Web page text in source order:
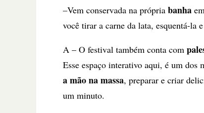
–Vem conservada na própria banha
você tirar a carne da lata, esquentá-la
A – O festival também conta com
Esse espaço interativo aqui, é um
a mão na massa, preparar e criar
um minuto.